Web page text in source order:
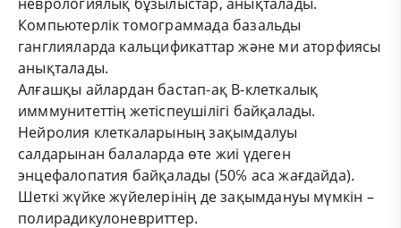
Компьютерлік томограммада базальды
ганглияларда кальцификаттар және ми аторфиясы
анықталады.
Алғашқы айлардан бастап-ақ В-клеткалық
имммунитеттің жетіспеушілігі байқалады.
Нейролия клеткаларының зақымдалуы
салдарынан балаларда өте жиі үдеген
энцефалопатия байқалады (50℅ аса жағдайда).
Шеткі жүйке жүйелерінің де зақымдануы мүмкін –
полирадикулоневриттер.